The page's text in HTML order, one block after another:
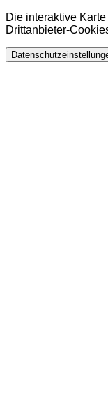
Die interaktive
Drittanbieter-